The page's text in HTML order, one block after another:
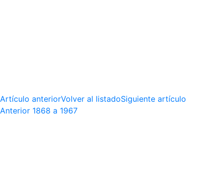
Artículo anteriorVolver al listadoSiguiente artículo
Anterior 1868 a 1967